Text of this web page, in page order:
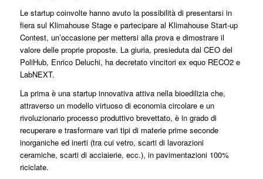
Le startup coinvolte hanno avuto la possibilità di presentarsi in
fiera sul Klimahouse Stage e partecipare al Klimahouse Start-up
Contest, un’occasione per mettersi alla prova e dimostrare il
valore delle proprie proposte. La giuria, presieduta dal CEO del
PoliHub, Enrico Deluchi, ha decretato vincitori ex equo RECO2 e
LabNEXT.
La prima è una startup innovativa attiva nella bioedilizia che,
attraverso un modello virtuoso di economia circolare e un
rivoluzionario processo produttivo brevettato, è in grado di
recuperare e trasformare vari tipi di materie prime seconde
inorganiche ed inerti (tra cui vetro, scarti di lavorazioni
ceramiche, scarti di acciaierie, ecc.), in pavimentazioni 100%
riciclate.